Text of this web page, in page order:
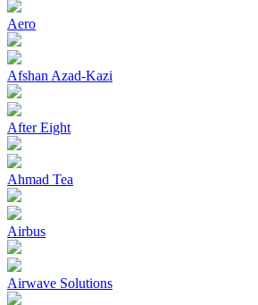
Aero
Afshan Azad-Kazi
After Eight
Ahmad Tea
Airbus
Airwave Solutions